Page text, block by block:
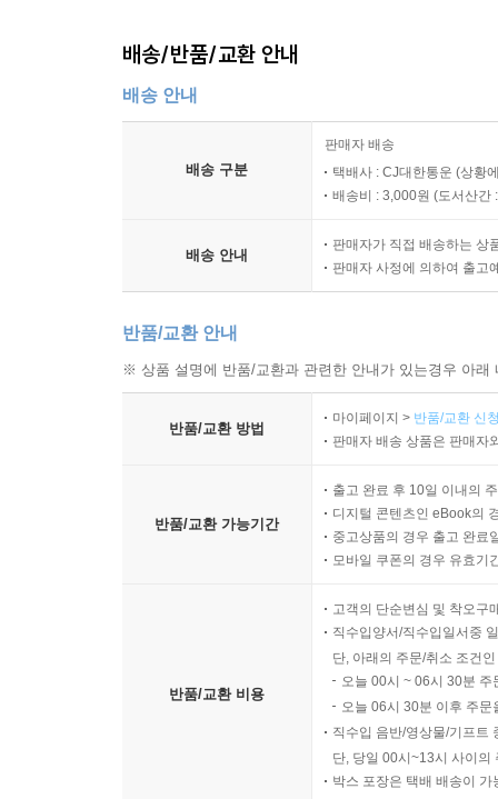
배송/반품/교환 안내
배송 안내
배송 구분
판매자 배송
택배사 : CJ대한통운 (상황
배송비 : 3,000원 (도서산간
배송 안내
판매자가 직접 배송하는 상
판매자 사정에 의하여 출고
반품/교환 안내
※ 상품 설명에 반품/교환과 관련한 안내가 있는경우 아
반품/교환 방법
마이페이지 > 반품/교환 신
판매자 배송 상품은 판매자
반품/교환 가능기간
출고 완료 후 10일 이내의
디지털 콘텐츠인 eBook의
중고상품의 경우 출고 완료
모바일 쿠폰의 경우 유효기
반품/교환 비용
고객의 단순변심 및 착오구
직수입양서/직수입일서중
단, 아래의 주문/취소 조건
오늘 00시 ~ 06시 30분
오늘 06시 30분 이후 주
직수입 음반/영상물/기프트
단, 당일 00시~13시 사이의
박스 포장은 택배 배송이